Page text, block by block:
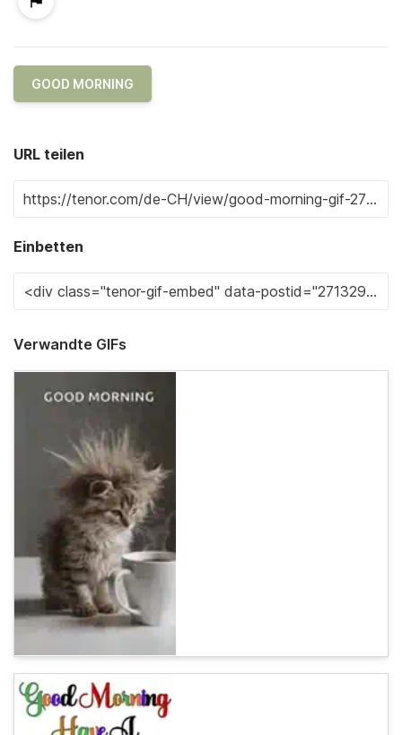
GOOD MORNING
URL teilen
Einbetten
Verwandte GIFs